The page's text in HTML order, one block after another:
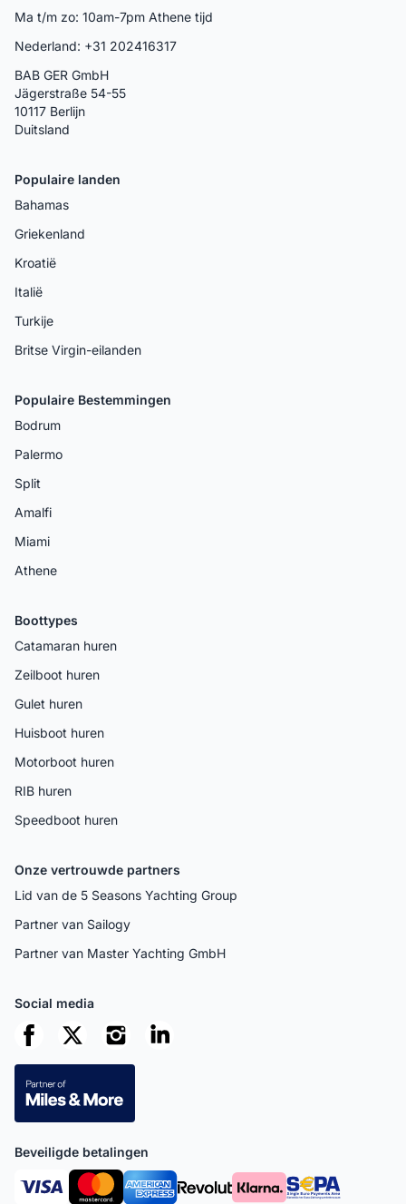
Ma t/m zo: 10am-7pm Athene tijd
Nederland: +31 202416317
BAB GER GmbH
Jägerstraße 54-55
10117 Berlijn
Duitsland
Populaire landen
Bahamas
Griekenland
Kroatië
Italië
Turkije
Britse Virgin-eilanden
Populaire Bestemmingen
Bodrum
Palermo
Split
Amalfi
Miami
Athene
Boottypes
Catamaran huren
Zeilboot huren
Gulet huren
Huisboot huren
Motorboot huren
RIB huren
Speedboot huren
Onze vertrouwde partners
Lid van de 5 Seasons Yachting Group
Partner van Sailogy
Partner van Master Yachting GmbH
Social media
Beveiligde betalingen